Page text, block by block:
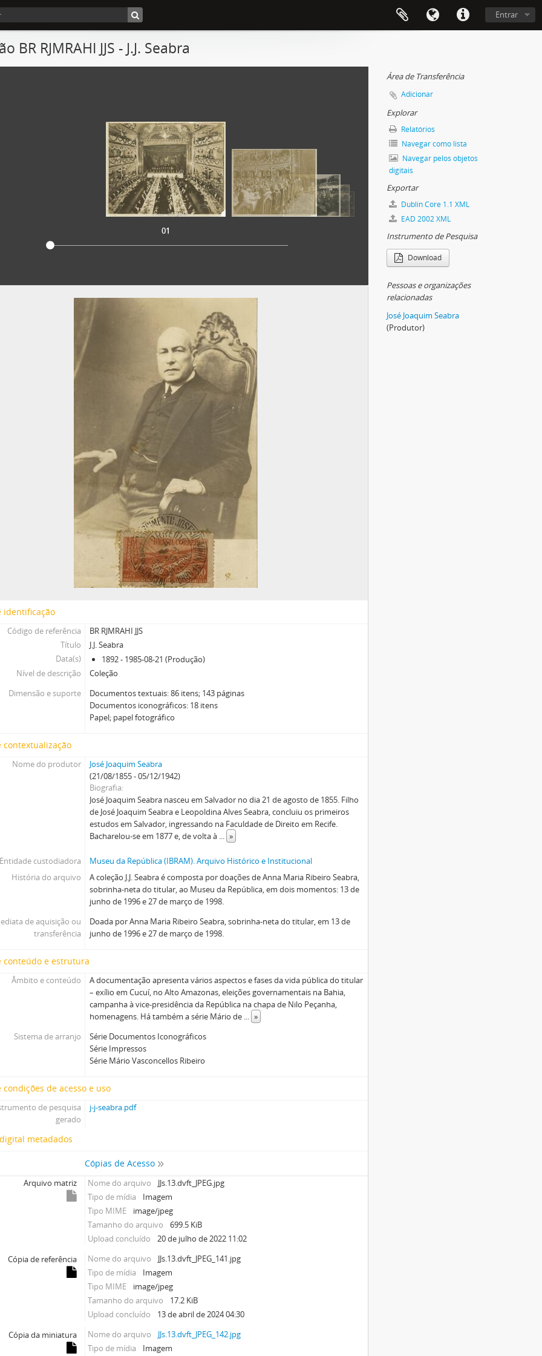
Entrar
BR RJMRAHI JJS - J.J. Seabra
01
identificação
Código de referência
BR RJMRAHI JJS
Título
J.J. Seabra
Data(s)
1892 - 1985-08-21 (Produção)
Nível de descrição
Coleção
Dimensão e suporte
Documentos textuais: 86 itens; 143 páginas
Documentos iconográficos: 18 itens
Papel; papel fotográfico
contextualização
Nome do produtor
José Joaquim Seabra
(21/08/1855 - 05/12/1942)
Biografia
José Joaquim Seabra nasceu em Salvador no dia 21 de agosto de 1855. Filho
de José Joaquim Seabra e Leopoldina Alves Seabra, concluiu os primeiros
estudos em Salvador, ingressando na Faculdade de Direito em Recife.
Bacharelou-se em 1877 e, de volta à ... »
Entidade custodiadora
Museu da República (IBRAM). Arquivo Histórico e Institucional
História do arquivo
A coleção J.J. Seabra é composta por doações de Anna Maria Ribeiro Seabra,
sobrinha-neta do titular, ao Museu da República, em dois momentos: 13 de
junho de 1996 e 27 de março de 1998.
de aquisição ou
transferência
Doada por Anna Maria Ribeiro Seabra, sobrinha-neta do titular, em 13 de
junho de 1996 e 27 de março de 1998.
conteúdo e estrutura
Âmbito e conteúdo
A documentação apresenta vários aspectos e fases da vida pública do titular
– exílio em Cucuí, no Alto Amazonas, eleições governamentais na Bahia,
campanha à vice-presidência da República na chapa de Nilo Peçanha,
homenagens. Há também a série Mário de ... »
Sistema de arranjo
Série Documentos Iconográficos
Série Impressos
Série Mário Vasconcellos Ribeiro
condições de acesso e uso
de pesquisa
gerado
j-j-seabra.pdf
metadados
Cópias de Acesso
Arquivo matriz Nome do arquivo
JJs.13.dvft_JPEG.jpg
Tipo de mídia
Imagem
Tipo MIME
image/jpeg
Tamanho do arquivo
699.5 KiB
Upload concluído
20 de julho de 2022 11:02
Cópia de referência
Nome do arquivo
JJs.13.dvft_JPEG_141.jpg
Tipo de mídia
Imagem
Tipo MIME
image/jpeg
Tamanho do arquivo
17.2 KiB
Upload concluído
13 de abril de 2024 04:30
Cópia da miniatura
Nome do arquivo
JJs.13.dvft_JPEG_142.jpg
Tipo de mídia
Imagem
Área de Transferência
Adicionar
Explorar
Relatórios
Navegar como lista
Navegar pelos objetos
digitais
Exportar
Dublin Core 1.1 XML
EAD 2002 XML
Instrumento de Pesquisa
Download
Pessoas e organizações
relacionadas
José Joaquim Seabra
(Produtor)